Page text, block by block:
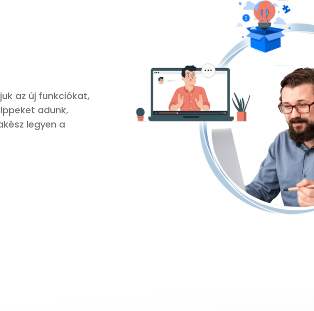
az új funkciókat,
adunk,
legyen a